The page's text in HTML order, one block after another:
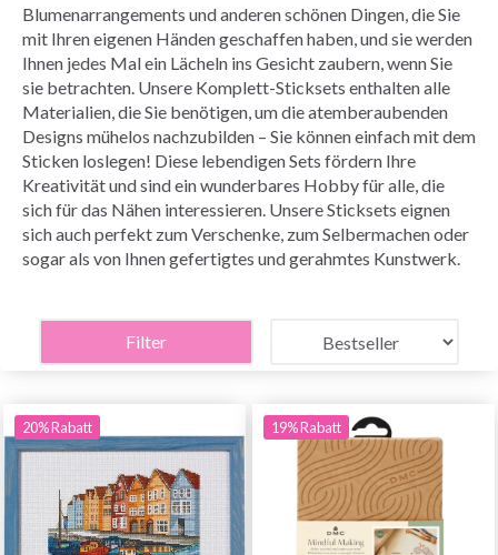
Blumenarrangements und anderen schönen Dingen, die Sie
mit Ihren eigenen Händen geschaffen haben, und sie werden
Ihnen jedes Mal ein Lächeln ins Gesicht zaubern, wenn Sie
sie betrachten. Unsere Komplett-Sticksets enthalten alle
Materialien, die Sie benötigen, um die atemberaubenden
Designs mühelos nachzubilden – Sie können einfach mit dem
Sticken loslegen! Diese lebendigen Sets fördern Ihre
Kreativität und sind ein wunderbares Hobby für alle, die
sich für das Nähen interessieren. Unsere Sticksets eignen
sich auch perfekt zum Verschenke, zum Selbermachen oder
sogar als von Ihnen gefertigtes und gerahmtes Kunstwerk.
Filter
20% Rabatt 19% Rabatt